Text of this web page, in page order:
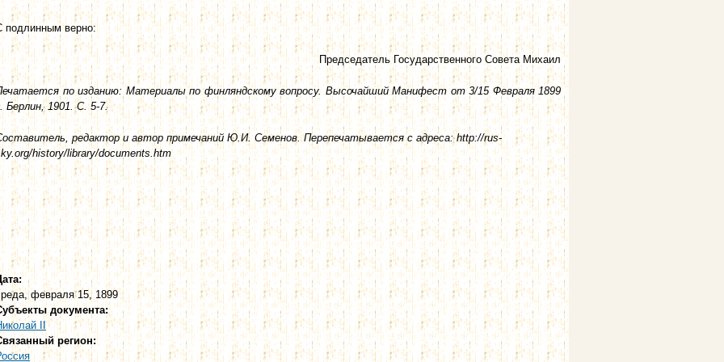
подлинным верно:
Председатель Государственного Совета Михаил
по изданию: Материалы по финляндскому вопросу. Высочайший Манифест от 3/15 Февраля 1899
Берлин, 1901. С. 5-7.
редактор и автор примечаний Ю.И. Семенов. Перепечатывается с адреса: http://rus-
history/library/documents.htm
февраля 15, 1899
документа:
II
регион: